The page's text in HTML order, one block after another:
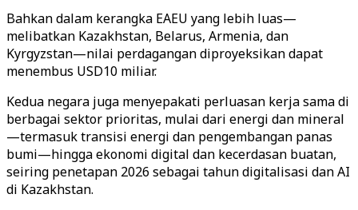
Bahkan dalam kerangka EAEU yang lebih luas—
melibatkan Kazakhstan, Belarus, Armenia, dan
Kyrgyzstan—nilai perdagangan diproyeksikan dapat
menembus USD10 miliar.
Kedua negara juga menyepakati perluasan kerja sama di
berbagai sektor prioritas, mulai dari energi dan mineral
—termasuk transisi energi dan pengembangan panas
bumi—hingga ekonomi digital dan kecerdasan buatan,
seiring penetapan 2026 sebagai tahun digitalisasi dan AI
di Kazakhstan.